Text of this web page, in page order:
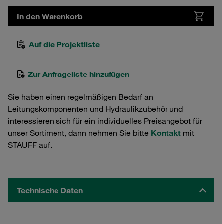
In den Warenkorb
Auf die Projektliste
Zur Anfrageliste hinzufügen
Sie haben einen regelmäßigen Bedarf an
Leitungskomponenten und Hydraulikzubehör und
interessieren sich für ein individuelles Preisangebot für
unser Sortiment, dann nehmen Sie bitte Kontakt mit
STAUFF auf.
Technische Daten